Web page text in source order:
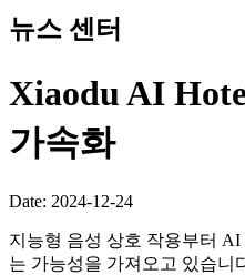
뉴스 센터
Xiaodu AI
가속화
Date: 2024-12-24
지능형 음성 상호 작용부터
는 가능성을 가져오고 있습니